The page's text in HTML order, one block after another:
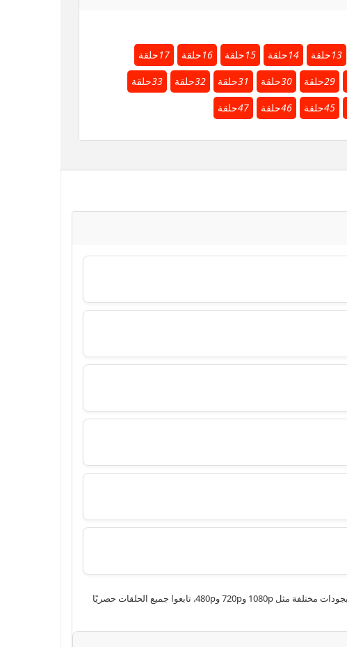
13حلقة 14حلقة 15حلقة 16حلقة 17حلقة
29حلقة 30حلقة 31حلقة 32حلقة 33حلقة
45حلقة 46حلقة 47حلقة
شاهد المسلسل ليل كامل بجودة عالية عبر موقع إيجي دراما. مشاهدة وتحميل جميع حلقات المسلسل ليل بجودة HD، عبر سيرفرات متعددة وبجودات مختلفة مثل 1080p و720p و480p. تابعوا جميع الحلقات حصريًا